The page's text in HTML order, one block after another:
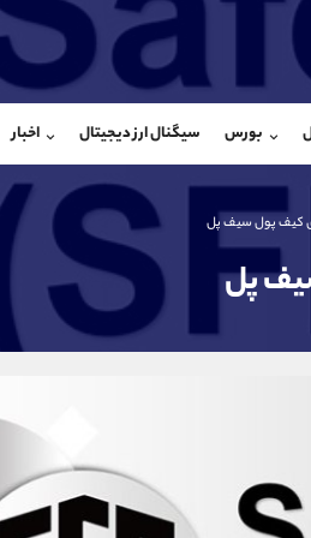
بورس سیگنال ارز دیجیتال اخبار
کیف پول سیف پل
پل
شروع گفتگو
@Armteam_admin_por
107 داخلی